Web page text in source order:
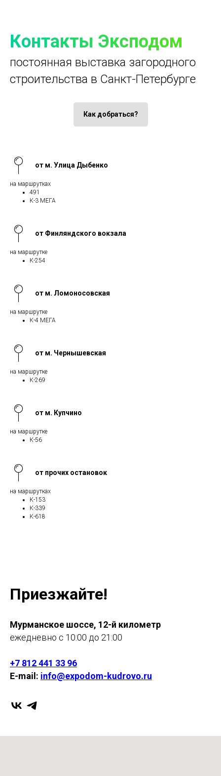
Контакты Эксподом
постоянная выставка загородного
строительства в Санкт-Петербурге
Как добраться?
от м. Улица Дыбенко
на маршрутках
491
К-3 МЕГА
от Финляндского вокзала
на маршрутке
К-254
от м. Ломоносовская
на маршрутке
К-4 МЕГА
от м. Чернышевская
на маршрутке
К-269
от м. Купчино
на маршрутке
К-56
от прочих остановок
на маршрутках
К-153
К-339
К-618
Приезжайте!
Мурманское шоссе, 12-й километр
ежедневно с 10:00 до 21:00
+7 812 441 33 96
E-mail: info@expodom-kudrovo.ru